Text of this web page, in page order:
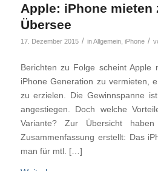
Apple: iPhone mieten
Übersee
17. Dezember 2015 / inAllgemein, iPhone /
Berichten zu Folge scheint Apple
iPhone Generation zu vermieten,
zu erzielen. Die Gewinnspanne
angestiegen. Doch welche
Variante? Zur Übersicht
Zusammenfassung erstellt: Das
man für mtl. […]